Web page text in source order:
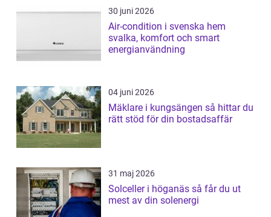
30 juni 2026
Air-condition i svenska hem
svalka, komfort och smart
energianvändning
04 juni 2026
Mäklare i kungsängen så hittar du
rätt stöd för din bostadsaffär
31 maj 2026
Solceller i höganäs så får du ut
mest av din solenergi